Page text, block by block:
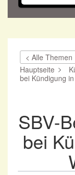
< Alle Themen
Hauptseite
bei Kündigung
SBV-
bei